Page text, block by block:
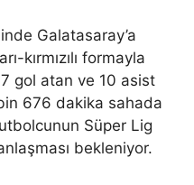
Galatasaray’a
kırmızılı formayla
gol atan ve 10 asist
676 dakika sahada
Süper Lig
bekleniyor.